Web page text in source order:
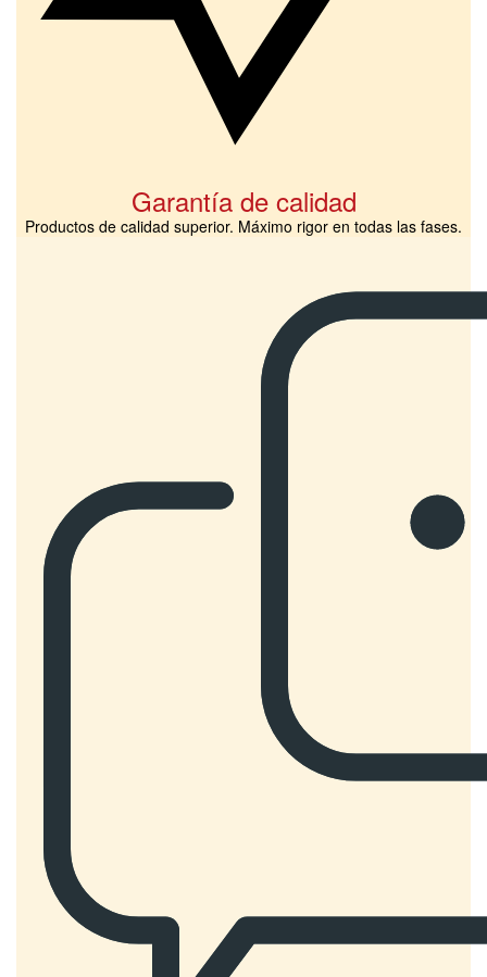
Garantía de calidad
Productos de calidad superior. Máximo rigor en todas las fases.